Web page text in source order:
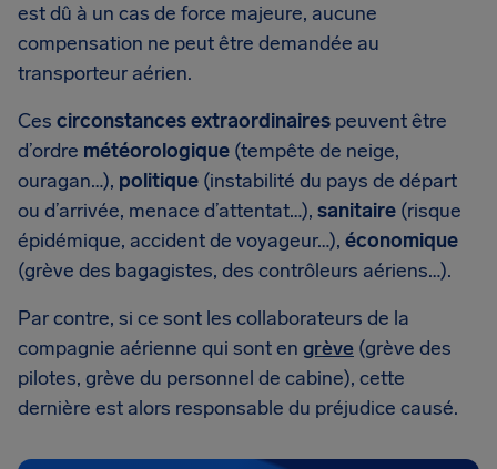
est dû à un cas de force majeure, aucune
compensation ne peut être demandée au
transporteur aérien.
Ces circonstances extraordinaires peuvent être
d’ordre météorologique (tempête de neige,
ouragan…), politique (instabilité du pays de départ
ou d’arrivée, menace d’attentat…), sanitaire (risque
épidémique, accident de voyageur…), économique
(grève des bagagistes, des contrôleurs aériens…).
Par contre, si ce sont les collaborateurs de la
compagnie aérienne qui sont en grève (grève des
pilotes, grève du personnel de cabine), cette
dernière est alors responsable du préjudice causé.